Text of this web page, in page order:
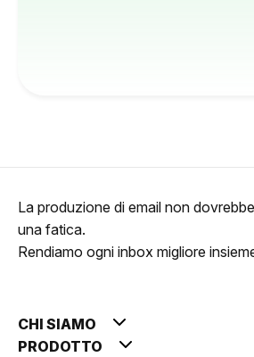
La produzione di email non
una fatica.
Rendiamo ogni inbox migliore
CHI SIAMO
PRODOTTO